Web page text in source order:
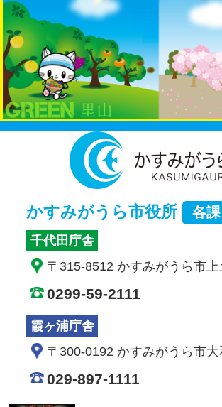
かすみがうら市役所 各
千代田庁舎
〒315-8512 かすみがうら市
0299-59-2111
霞ヶ浦庁舎
〒300-0192 かすみがうら市
029-897-1111